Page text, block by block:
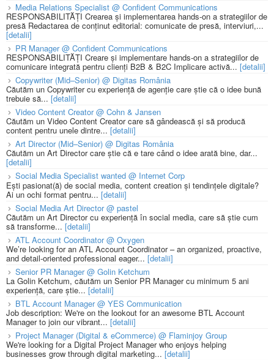
Media Relations Specialist @ Confident Communications
RESPONSABILITĂȚI Crearea și implementarea hands-on a strategiilor de
presă Redactarea de conținut editorial: comunicate de presă, interviuri,...
[detalii]
PR Manager @ Confident Communications
RESPONSABILITĂȚI Creare și implementare hands-on a strategiilor de
comunicare integrată pentru clienți B2B & B2C Implicare activă... [detalii]
Copywriter (Mid–Senior) @ Digitas România
Căutăm un Copywriter cu experiență de agenție care știe că o idee bună
trebuie să... [detalii]
Video Content Creator @ Cohn & Jansen
Căutăm un Video Content Creator care să gândească și să producă
content pentru unele dintre... [detalii]
Art Director (Mid–Senior) @ Digitas România
Căutăm un Art Director care știe că e tare când o idee arată bine, dar...
[detalii]
Social Media Specialist wanted @ Internet Corp
Ești pasionat(ă) de social media, content creation și tendințele digitale?
Ai un ochi format pentru... [detalii]
Social Media Art Director @ pastel
Căutăm un Art Director cu experiență în social media, care să știe cum
să transforme... [detalii]
ATL Account Coordinator @ Oxygen
We’re looking for an ATL Account Coordinator – an organized, proactive,
and detail-oriented professional eager... [detalii]
Senior PR Manager @ Golin Ketchum
La Golin Ketchum, căutăm un Senior PR Manager cu minimum 5 ani
experiență, care știe... [detalii]
BTL Account Manager @ YES Communication
Job description: We're on the lookout for an awesome BTL Account
Manager to join our vibrant... [detalii]
Project Manager (Digital & eCommerce) @ Flaminjoy Group
We're looking for a Digital Project Manager who enjoys helping
businesses grow through digital marketing... [detalii]